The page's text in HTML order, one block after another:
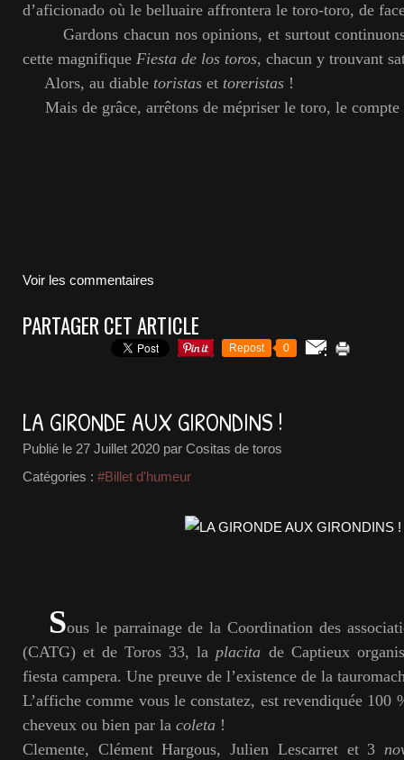
d’aficionado où le belluaire affrontera le toro-toro, de
Gardons chacun nos opinions, et surtout continuons
cette magnifique Fiesta de los toros, chacun y trouvant
Alors, au diable toristas et toreristas !
Mais de grâce, arrêtons de mépriser le toro, le compte
Voir les commentaires
PARTAGER CET ARTICLE
Repost 0
LA GIRONDE AUX GIRONDINS !
Publié le 27 Juillet 2020 par Cositas de toros
Catégories : #Billet d'humeur
Sous le parrainage de la Coordination des
(CATG) et de Toros 33, laplacita de Captieux
fiesta campera. Une preuve de l’existence de la
L’affiche comme vous le constatez, est revendiquée 100
cheveux ou bien par la coleta !
Clemente, Clément Hargous, Julien Lescarret et 3